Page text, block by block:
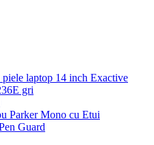
piele laptop 14 inch Exactive
gri
Parker Mono cu Etui
Guard